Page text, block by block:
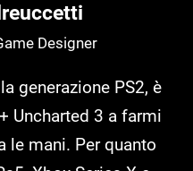
Designer
generazione PS2, è
Uncharted 3 a farmi
le mani. Per quanto